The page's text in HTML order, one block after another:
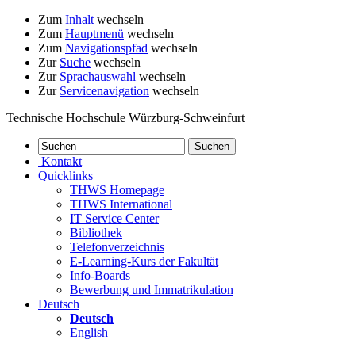
Zum Inhalt wechseln
Zum Hauptmenü wechseln
Zum Navigationspfad wechseln
Zur Suche wechseln
Zur Sprachauswahl wechseln
Zur Servicenavigation wechseln
Technische Hochschule Würzburg-Schweinfurt
Kontakt
Quicklinks
THWS Homepage
THWS International
IT Service Center
Bibliothek
Telefonverzeichnis
E-Learning-Kurs der Fakultät
Info-Boards
Bewerbung und Immatrikulation
Deutsch
Deutsch
English